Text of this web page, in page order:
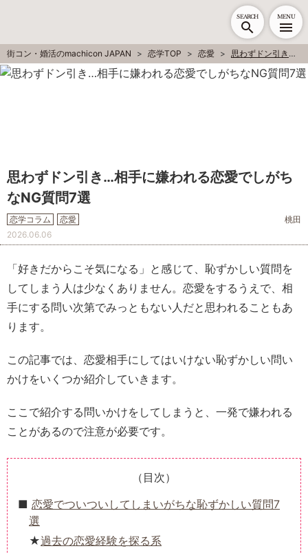
SEARCH MENU
街コン・婚活のmachicon JAPAN 恋学TOP 恋愛 思わずドン引き…相手に嫌われる恋愛でしがちなNG質問7選
思わずドン引き…相手に嫌われる恋愛でしがち
なNG質問7選
恋学コラム 恋愛
桃田
2026.06.06
「好きだからこそ気になる」と感じて、恥ずかしい質問を
してしまう人は少なくありません。恋愛をするうえで、相
手にする問い次第でみっともない人だと思われることもあ
ります。
この記事では、恋愛相手にしてはいけない恥ずかしい問い
かけをいくつか紹介していきます。
ここで紹介する問いかけをしてしまうと、一発で嫌われる
ことがあるので注意が必要です。
（目次）
恋愛でついついしてしまいがちな恥ずかしい質問7
選
過去の恋愛経験を探る系